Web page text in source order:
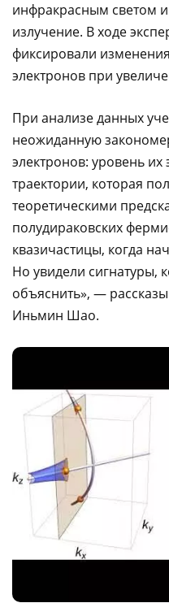
инфракрасным светом
излучение. В ходе
фиксировали
электронов при
При анализе данных
неожиданную
электронов: уровень
траектории, которая
теоретическими
полудираковских
квазичастицы, когда
Но увидели сигнатуры,
объяснить», —
Иньмин Шао.